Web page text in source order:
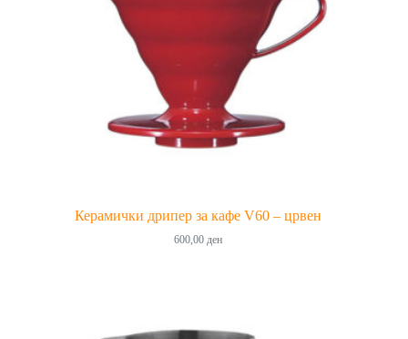
Керамички дрипер за кафе V60 – црвен
600,00 ден